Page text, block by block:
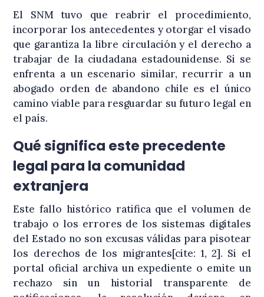
El SNM tuvo que reabrir el procedimiento,
incorporar los antecedentes y otorgar el visado
que garantiza la libre circulación y el derecho a
trabajar de la ciudadana estadounidense. Si se
enfrenta a un escenario similar, recurrir a un
abogado orden de abandono chile es el único
camino viable para resguardar su futuro legal en
el país.
Qué significa este precedente
legal para la comunidad
extranjera
Este fallo histórico ratifica que el volumen de
trabajo o los errores de los sistemas digitales
del Estado no son excusas válidas para pisotear
los derechos de los migrantes[cite: 1, 2]. Si el
portal oficial archiva un expediente o emite un
rechazo sin un historial transparente de